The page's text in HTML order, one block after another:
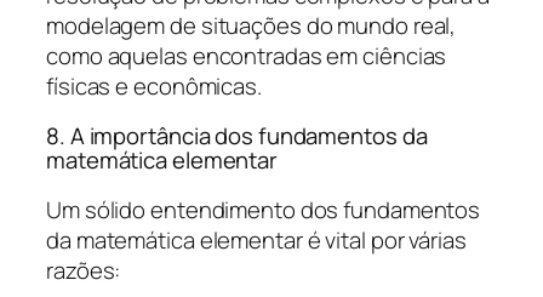
modelagem de situações do mundo real,
como aquelas encontradas em ciências
físicas e econômicas.
8. A importância dos fundamentos da
matemática elementar
Um sólido entendimento dos fundamentos
da matemática elementar é vital por várias
razões: